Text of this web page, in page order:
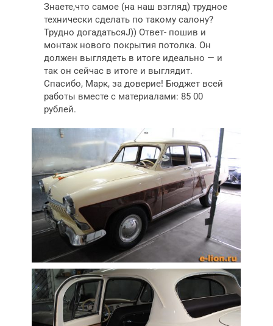
Знаете,что самое (на наш взгляд) трудное
технически сделать по такому салону?
Трудно догадатьсяJ)) Ответ- пошив и
монтаж нового покрытия потолка. Он
должен выглядеть в итоге идеально — и
так он сейчас в итоге и выглядит.
Спасибо, Марк, за доверие! Бюджет всей
работы вместе с материалами: 85 00
рублей.